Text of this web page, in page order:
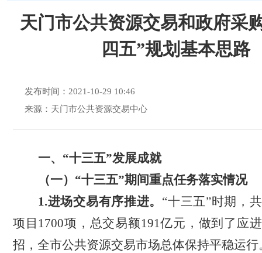
天门市公共资源交易和政府采
四五”规划基本思路
发布时间：2021-10-29 10:46
来源：天门市公共资源交易中心
一、 “十三五”发展成就
（一） “十三五”期间重点任务落实情况
1.进场交易有序推进。 “十三五”时期，共
项目 1700项， 总交易额191亿元 ， 做到了应
招 ，全市公共资源交易市场总体保持平稳运行